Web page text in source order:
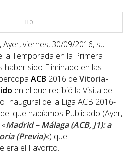
0
Ayer, viernes, 30/09/2016, su
la Temporada en la Primera
haber sido Eliminado en las
ACB 2016 de Vitoria-
en el que recibió la Visita del
Inaugural de la Liga ACB 2016-
que habíamos Publicado (Ayer,
Madrid – Málaga (ACB, J1): a
(Previa)«) que
era el Favorito.